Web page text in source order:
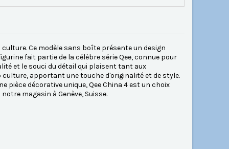
Ce modèle sans boîte présente un design
fait partie de la célèbre série Qee, connue pour
et le souci du détail qui plaisent tant aux
apportant une touche d'originalité et de style.
pièce décorative unique, Qee China 4 est un choix
magasin à Genève, Suisse.